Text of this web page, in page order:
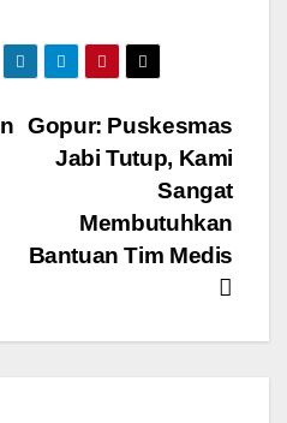
Gopur: Puskesmas
Jabi Tutup, Kami
Sangat
Membutuhkan
Bantuan Tim Medis